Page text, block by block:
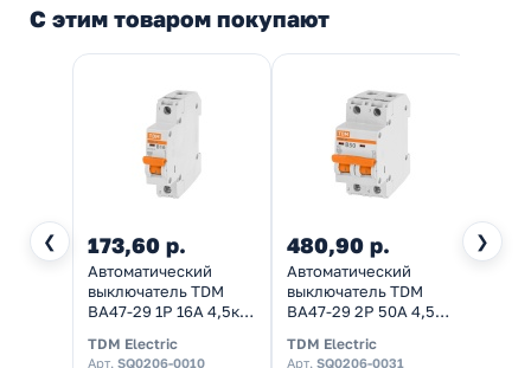
С этим товаром покупают
❮ ❯
173,60 р.
Автоматический
выключатель TDM
ВА47-29 1Р 16А 4,5кА
(автомат
TDM Electric
Арт. SQ0206-0010
480,90 р.
Автоматический
выключатель TDM
ВА47-29 2Р 50А 4,5кА
(автомат
TDM Electric
Арт. SQ0206-0031
1